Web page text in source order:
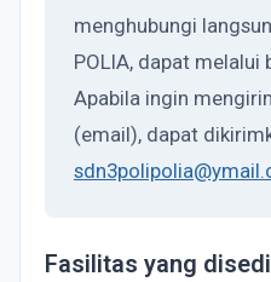
menghubungi
POLIA, dapat melalui
Apabila ingin
(email), dapat
Fasilitas yang